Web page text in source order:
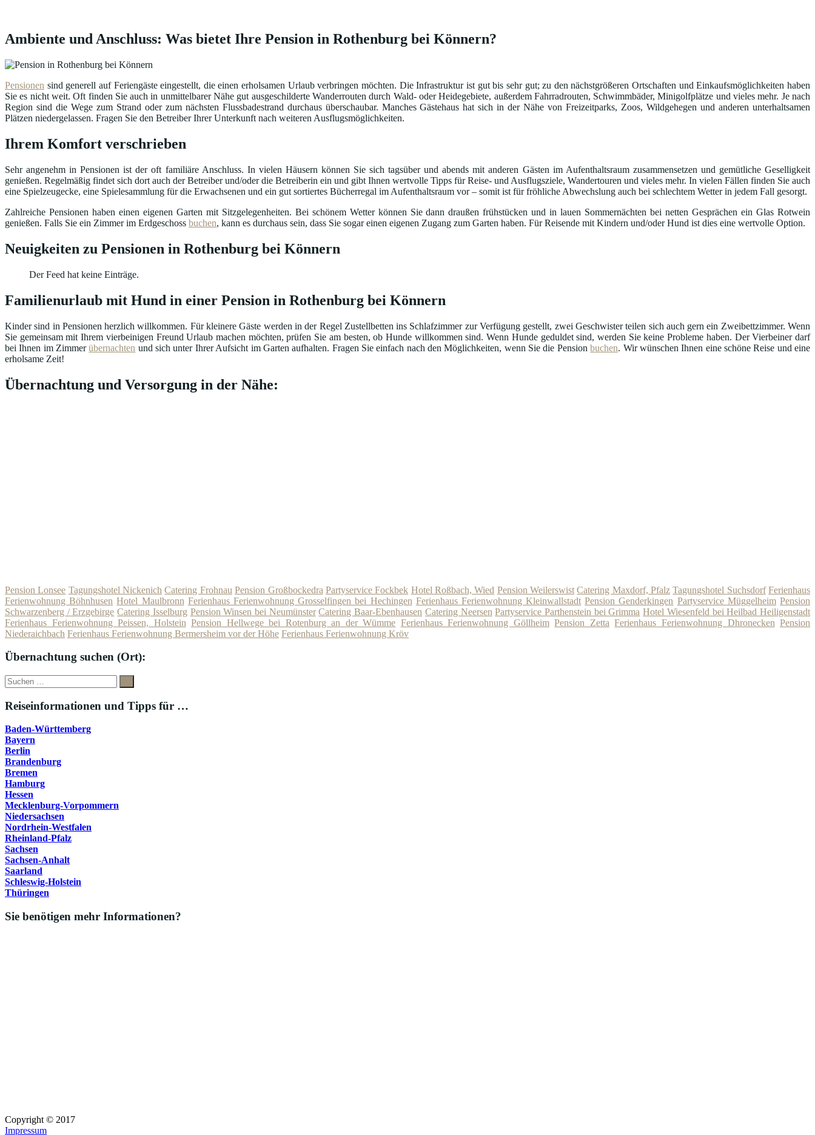
Ambiente und Anschluss: Was bietet Ihre Pension in Rothenburg bei Könnern?
Pensionen sind generell auf Feriengäste eingestellt, die einen erholsamen Urlaub verbringen möchten. Die Infrastruktur ist gut bis sehr gut; zu den nächstgrößeren Ortschaften und Einkaufsmöglichkeiten haben
Sie es nicht weit. Oft finden Sie auch in unmittelbarer Nähe gut ausgeschilderte Wanderrouten durch Wald- oder Heidegebiete, außerdem Fahrradrouten, Schwimmbäder, Minigolfplätze und vieles mehr. Je nach
Region sind die Wege zum Strand oder zum nächsten Flussbadestrand durchaus überschaubar. Manches Gästehaus hat sich in der Nähe von Freizeitparks, Zoos, Wildgehegen und anderen unterhaltsamen
Plätzen niedergelassen. Fragen Sie den Betreiber Ihrer Unterkunft nach weiteren Ausflugsmöglichkeiten.
Ihrem Komfort verschrieben
Sehr angenehm in Pensionen ist der oft familiäre Anschluss. In vielen Häusern können Sie sich tagsüber und abends mit anderen Gästen im Aufenthaltsraum zusammensetzen und gemütliche Geselligkeit
genießen. Regelmäßig findet sich dort auch der Betreiber und/oder die Betreiberin ein und gibt Ihnen wertvolle Tipps für Reise- und Ausflugsziele, Wandertouren und vieles mehr. In vielen Fällen finden Sie auch
eine Spielzeugecke, eine Spielesammlung für die Erwachsenen und ein gut sortiertes Bücherregal im Aufenthaltsraum vor – somit ist für fröhliche Abwechslung auch bei schlechtem Wetter in jedem Fall gesorgt.
Zahlreiche Pensionen haben einen eigenen Garten mit Sitzgelegenheiten. Bei schönem Wetter können Sie dann draußen frühstücken und in lauen Sommernächten bei netten Gesprächen ein Glas Rotwein
genießen. Falls Sie ein Zimmer im Erdgeschoss buchen, kann es durchaus sein, dass Sie sogar einen eigenen Zugang zum Garten haben. Für Reisende mit Kindern und/oder Hund ist dies eine wertvolle Option.
Neuigkeiten zu Pensionen in Rothenburg bei Könnern
Der Feed hat keine Einträge.
Familienurlaub mit Hund in einer Pension in Rothenburg bei Könnern
Kinder sind in Pensionen herzlich willkommen. Für kleinere Gäste werden in der Regel Zustellbetten ins Schlafzimmer zur Verfügung gestellt, zwei Geschwister teilen sich auch gern ein Zweibettzimmer. Wenn
Sie gemeinsam mit Ihrem vierbeinigen Freund Urlaub machen möchten, prüfen Sie am besten, ob Hunde willkommen sind. Wenn Hunde geduldet sind, werden Sie keine Probleme haben. Der Vierbeiner darf
bei Ihnen im Zimmerübernachten und sich unter Ihrer Aufsicht im Garten aufhalten. Fragen Sie einfach nach den Möglichkeiten, wenn Sie die Pensionbuchen. Wir wünschen Ihnen eine schöne Reise und eine
erholsame Zeit!
Übernachtung und Versorgung in der Nähe:
Pension Lonsee Tagungshotel Nickenich Catering Frohnau Pension Großbockedra Partyservice Fockbek Hotel Roßbach, Wied Pension Weilerswist Catering Maxdorf, Pfalz Tagungshotel Suchsdorf Ferienhaus
Ferienwohnung Böhnhusen Hotel Maulbronn Ferienhaus Ferienwohnung Grosselfingen bei Hechingen Ferienhaus Ferienwohnung Kleinwallstadt Pension Genderkingen Partyservice Müggelheim Pension
Schwarzenberg / Erzgebirge Catering Isselburg Pension Winsen bei Neumünster Catering Baar-Ebenhausen Catering Neersen Partyservice Parthenstein bei Grimma Hotel Wiesenfeld bei Heilbad Heiligenstadt
Ferienhaus Ferienwohnung Peissen, Holstein Pension Hellwege bei Rotenburg an der Wümme Ferienhaus Ferienwohnung Göllheim Pension Zetta Ferienhaus Ferienwohnung Dhronecken Pension
Niederaichbach Ferienhaus Ferienwohnung Bermersheim vor der Höhe Ferienhaus Ferienwohnung Kröv
Übernachtung suchen (Ort):
Suche
nach:
Suchen
Reiseinformationen und Tipps für …
Baden-Württemberg
Bayern
Berlin
Brandenburg
Bremen
Hamburg
Hessen
Mecklenburg-Vorpommern
Niedersachsen
Nordrhein-Westfalen
Rheinland-Pfalz
Sachsen
Sachsen-Anhalt
Saarland
Schleswig-Holstein
Thüringen
Sie benötigen mehr Informationen?
Copyright © 2017
Impressum